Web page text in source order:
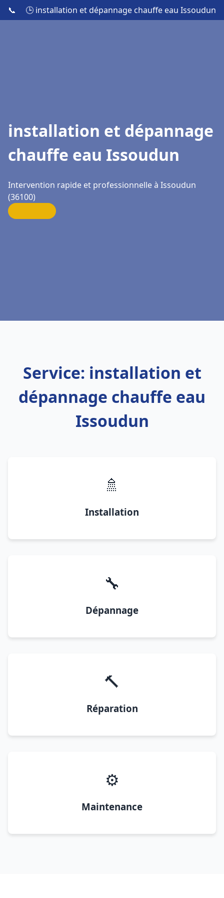
📞 🕒 installation et dépannage chauffe eau Issoudun
installation et dépannage
chauffe eau Issoudun
Intervention rapide et professionnelle à Issoudun
(36100)
Service: installation et
dépannage chauffe eau
Issoudun
🚿
Installation
🔧
Dépannage
🔨
Réparation
⚙️
Maintenance